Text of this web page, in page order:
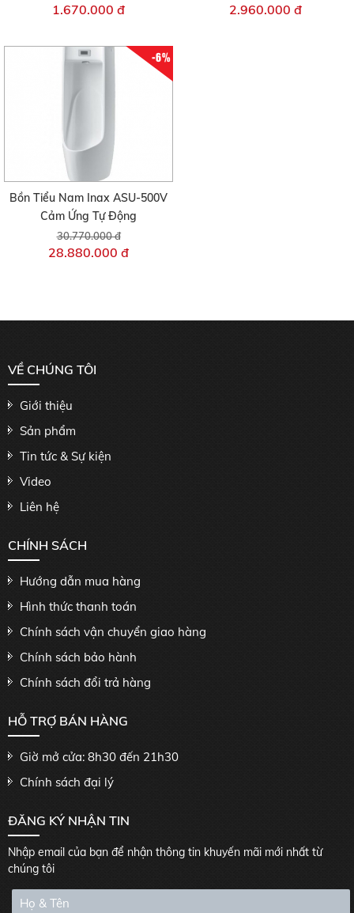
1.670.000 đ 2.960.000 đ
-6%
Bồn Tiểu Nam Inax ASU-500V
Cảm Ứng Tự Động
30.770.000 đ
28.880.000 đ
VỀ CHÚNG TÔI
Giới thiệu
Sản phẩm
Tin tức & Sự kiện
Video
Liên hệ
CHÍNH SÁCH
Hướng dẫn mua hàng
Hình thức thanh toán
Chính sách vận chuyển giao hàng
Chính sách bảo hành
Chính sách đổi trả hàng
HỖ TRỢ BÁN HÀNG
Giờ mở cửa: 8h30 đến 21h30
Chính sách đại lý
ĐĂNG KÝ NHẬN TIN
Nhập email của bạn để nhận thông tin khuyến mãi mới nhất từ
chúng tôi